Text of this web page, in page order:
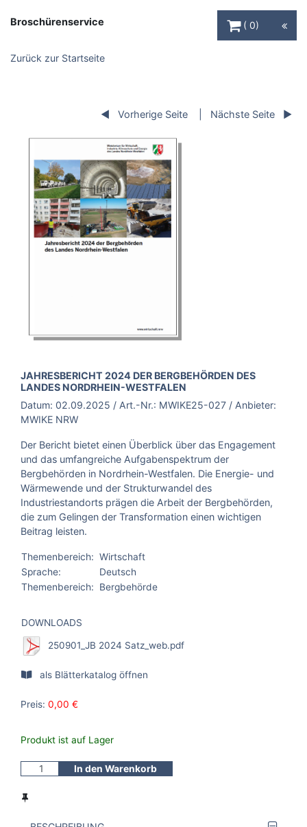
Broschürenservice
0
Zurück zur Startseite
Vorherige Seite Nächste Seite
BROSCHÜRE:
JAHRESBERICHT 2024 DER BERGBEHÖRDEN DES
LANDES NORDRHEIN-WESTFALEN
Datum: 02.09.2025 / Art.-Nr.: MWIKE25-027 / Anbieter:
MWIKE NRW
Der Bericht bietet einen Überblick über das Engagement
und das umfangreiche Aufgabenspektrum der
Bergbehörden in Nordrhein-Westfalen. Die Energie- und
Wärmewende und der Strukturwandel des
Industriestandorts prägen die Arbeit der Bergbehörden,
die zum Gelingen der Transformation einen wichtigen
Beitrag leisten.
Themenbereich: Wirtschaft
Sprache:
Deutsch
Themenbereich:
Bergbehörde
DOWNLOADS
250901_JB 2024 Satz_web.pdf
als Blätterkatalog öffnen
Preis: 0,00 €
Produkt ist auf Lager
In den Warenkorb